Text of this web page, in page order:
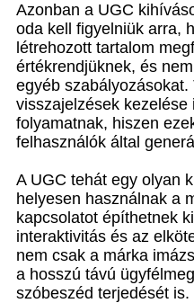
Azonban a UGC
oda kell figyelniük arra,
létrehozott tartalom
értékrendjüknek, és
egyéb
visszajelzések
folyamatnak, hiszen
felhasználók által
A UGC tehát egy olyan
helyesen használnak a
kapcsolatot építhetnek
interaktivitás és az
nem csak a márka
a hosszú távú
szóbeszéd terjedését is.